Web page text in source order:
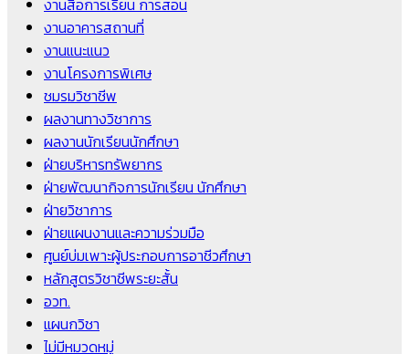
งานสื่อการเรียน การสอน
งานอาคารสถานที่
งานแนะแนว
งานโครงการพิเศษ
ชมรมวิชาชีพ
ผลงานทางวิชาการ
ผลงานนักเรียนนักศึกษา
ฝ่ายบริหารทรัพยากร
ฝ่ายพัฒนากิจการนักเรียน นักศึกษา
ฝ่ายวิชาการ
ฝ่ายแผนงานและความร่วมมือ
ศูนย์บ่มเพาะผู้ประกอบการอาชีวศึกษา
หลักสูตรวิชาชีพระยะสั้น
อวท.
แผนกวิชา
ไม่มีหมวดหมู่